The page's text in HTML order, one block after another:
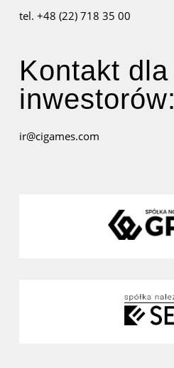
tel. +48 (22) 718 35 00
Kontakt dla
inwestorów:
ir@cigames.com